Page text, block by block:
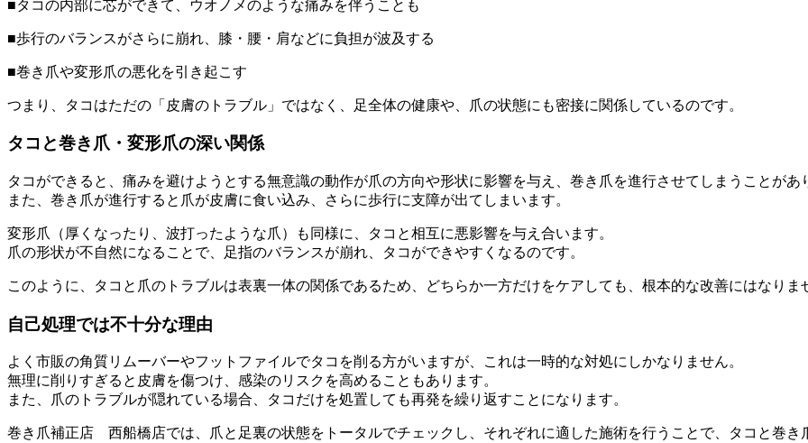
■タコの内部に芯ができて、ウオノメのような痛みを伴うことも
■歩行のバランスがさらに崩れ、膝・腰・肩などに負担が波及する
■巻き爪や変形爪の悪化を引き起こす
つまり、タコはただの「皮膚のトラブル」ではなく、足全体の健康や、爪の状態にも密接に関係しているのです。
タコと巻き爪・変形爪の深い関係
タコができると、痛みを避けようとする無意識の動作が爪の方向や形状に影響を与え、巻き爪を進行させてしまうことがあ
また、巻き爪が進行すると爪が皮膚に食い込み、さらに歩行に支障が出てしまいます。
変形爪（厚くなったり、波打ったような爪）も同様に、タコと相互に悪影響を与え合います。
爪の形状が不自然になることで、足指のバランスが崩れ、タコができやすくなるのです。
このように、タコと爪のトラブルは表裏一体の関係であるため、どちらか一方だけをケアしても、根本的な改善にはなりま
自己処理では不十分な理由
よく市販の角質リムーバーやフットファイルでタコを削る方がいますが、これは一時的な対処にしかなりません。
無理に削りすぎると皮膚を傷つけ、感染のリスクを高めることもあります。
また、爪のトラブルが隠れている場合、タコだけを処置しても再発を繰り返すことになります。
巻き爪補正店 西船橋店では、爪と足裏の状態をトータルでチェックし、それぞれに適した施術を行うことで、タコと巻き